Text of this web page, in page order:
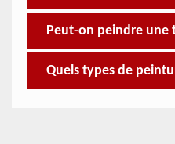
Peut-on peindre une
Quels types de